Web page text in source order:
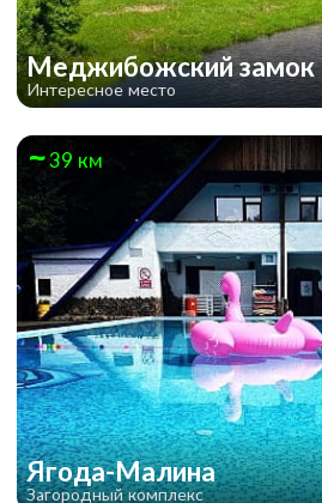
Меджибожский замок
Интересное место
39 км
Ягода-Малина
Загородный комплекс